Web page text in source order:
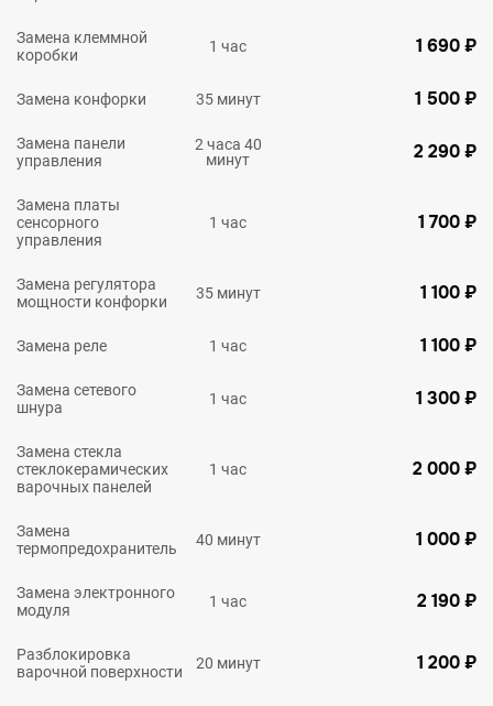
Замена клеммной
коробки
1 час 1 690 ₽
Замена конфорки 35 минут 1 500 ₽
Замена панели
управления
2 часа 40
минут
2 290 ₽
Замена платы
сенсорного
управления
1 час 1 700 ₽
Замена регулятора
мощности конфорки
35 минут 1 100 ₽
Замена реле 1 час 1 100 ₽
Замена сетевого
шнура
1 час 1 300 ₽
Замена стекла
стеклокерамических
варочных панелей
1 час 2 000 ₽
Замена
термопредохранитель
40 минут 1 000 ₽
Замена электронного
модуля
1 час 2 190 ₽
Разблокировка
варочной поверхности
20 минут 1 200 ₽